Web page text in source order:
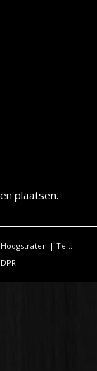
plaatsen.
| Tel.: